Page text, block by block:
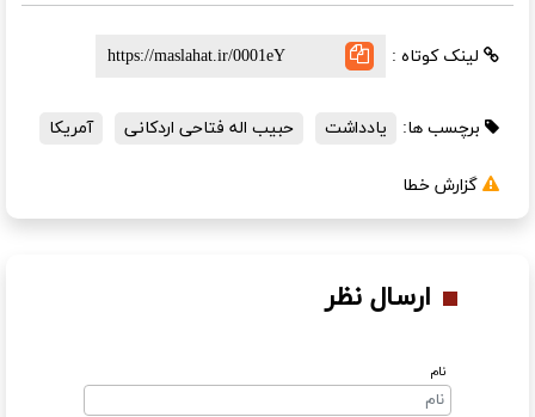
لینک کوتاه :
برچسب ها: یادداشت حبیب اله فتاحی اردکانی آمریکا
گزارش خطا
ارسال نظر
نام